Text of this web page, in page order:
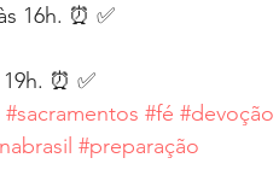
16h. ⏰ ✅
⏰ ✅
#sacramentos #fé #devoção
#preparação